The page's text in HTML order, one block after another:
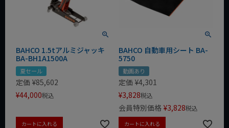
BAHCO 1.5tアルミジャッキ
BA-BH1A1500A
夏セール
定価 ¥85,602
¥44,000税込
カートに入れる
BAHCO 自動車用シート BA-
5750
動画あり
定価 ¥4,301
¥3,828税込
会員特別価格 ¥3,828税込
カートに入れる